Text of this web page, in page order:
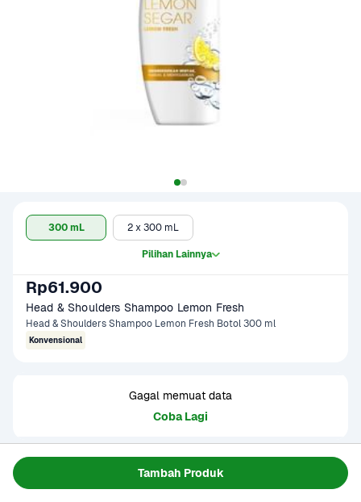
Tambah Produk
300 mL 2 x 300 mL
Pilihan Lainnya
Rp61.900
Head & Shoulders Shampoo Lemon Fresh
Head & Shoulders Shampoo Lemon Fresh Botol 300 ml
Konvensional
Gagal memuat data
Coba Lagi
Informasi Produk
Shampoo yang diformulasikan khusus untuk memberikan